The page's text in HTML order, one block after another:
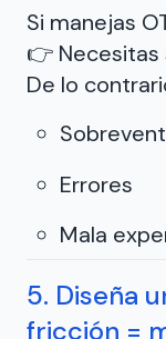
Si manejas
👉 Necesitas
De lo
Errores
Mala
5. Diseña
fricción =